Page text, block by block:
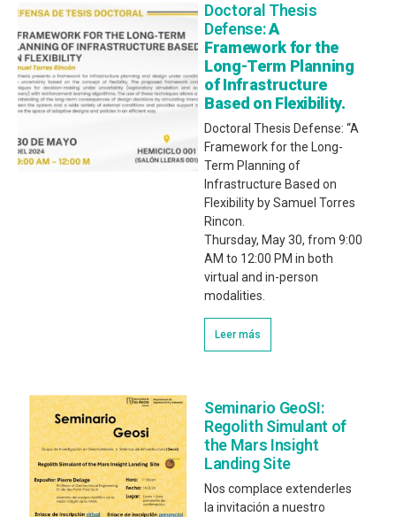
Doctoral Thesis
Defense:A
Framework for the
Long-Term Planning
of Infrastructure
Based on Flexibility.
Doctoral Thesis Defense: “A
Framework for the Long-
Term Planning of
Infrastructure Based on
Flexibility by Samuel Torres
Rincon.
Thursday, May 30, from 9:00
AM to 12:00 PM in both
virtual and in-person
modalities.
Leer más
Seminario GeoSI:
Regolith Simulant of
the Mars Insight
Landing Site
Nos complace extenderles
la invitación a nuestro